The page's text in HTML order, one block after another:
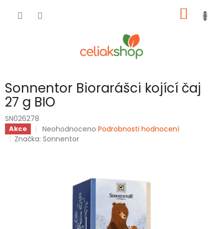
KOŠÍK
Sonnentor Biorarášci kojící čaj
27 g BIO
SN026278
Akce
Průměrné
hodnocení
Neohodnoceno Podrobnosti hodnocení
Značka:Sonnentor